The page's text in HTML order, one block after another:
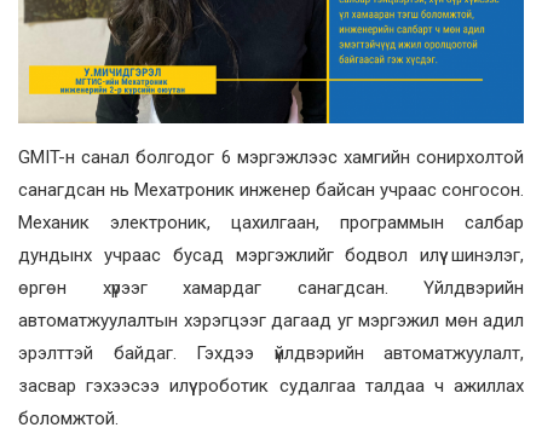
GMIT-н санал болгодог 6 мэргэжлээс хамгийн сонирхолтой
санагдсан нь Мехатроник инженер байсан учраас сонгосон.
Механик электроник, цахилгаан, программын салбар
дундынх учраас бусад мэргэжлийг бодвол илүү шинэлэг,
өргөн хүрээг хамардаг санагдсан. Үйлдвэрийн
автоматжуулалтын хэрэгцээг дагаад уг мэргэжил мөн адил
эрэлттэй байдаг. Гэхдээ үйлдвэрийн автоматжуулалт,
засвар гэхээсээ илүү роботик судалгаа талдаа ч ажиллах
боломжтой.